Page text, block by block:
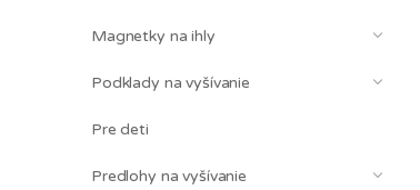
Magnetky na ihly
Podklady na vyšívanie
Pre deti
Predlohy na vyšívanie